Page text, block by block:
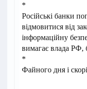
*
Російські банки
відмовитися від
інформаційну
вимагає влада РФ,
*
Файного дня і